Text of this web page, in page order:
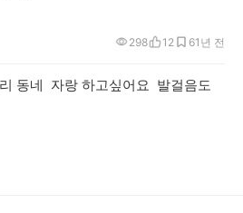
1년 전
298 12 6
동네 자랑 하고싶어요 발걸음도